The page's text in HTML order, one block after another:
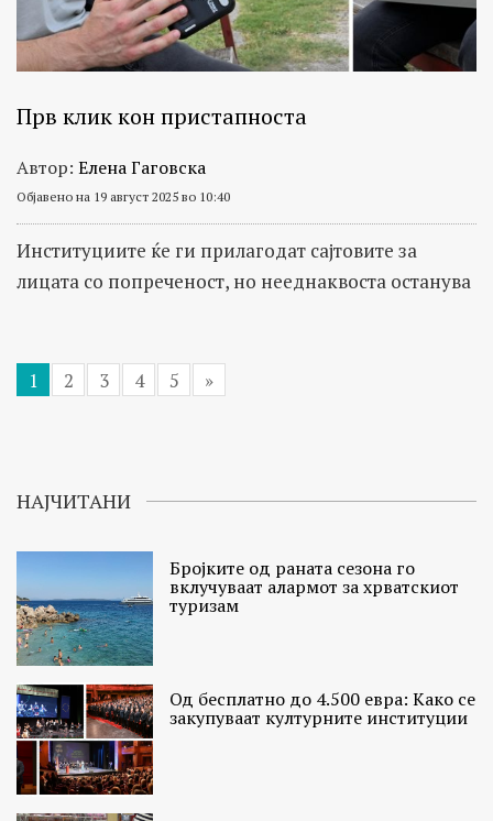
Прв клик кон пристапноста
Автор: Елена Гаговска
Објавено на 19 август 2025 во 10:40
Институциите ќе ги прилагодат сајтовите за
лицата со попреченост, но нееднаквоста останува
1 2 3 4 5 »
НАЈЧИТАНИ
Бројките од раната сезона го
вклучуваат алармот за хрватскиот
туризам
Од бесплатно до 4.500 евра: Како се
закупуваат културните институции